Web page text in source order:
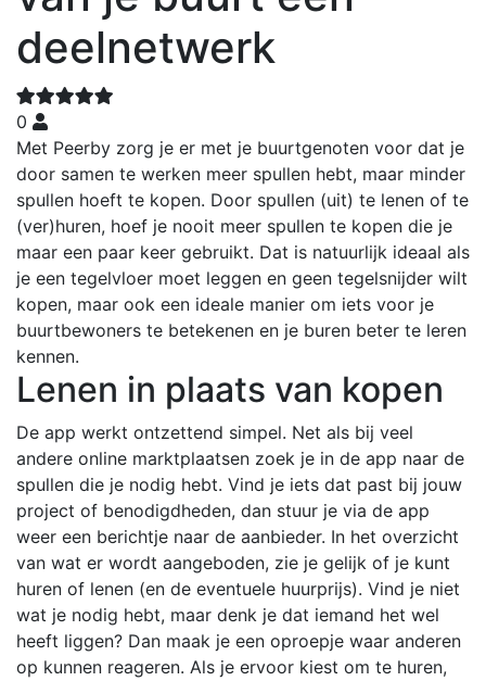
deelnetwerk
0
Met Peerby zorg je er met je buurtgenoten voor dat je
door samen te werken meer spullen hebt, maar minder
spullen hoeft te kopen. Door spullen (uit) te lenen of te
(ver)huren, hoef je nooit meer spullen te kopen die je
maar een paar keer gebruikt. Dat is natuurlijk ideaal als
je een tegelvloer moet leggen en geen tegelsnijder wilt
kopen, maar ook een ideale manier om iets voor je
buurtbewoners te betekenen en je buren beter te leren
kennen.
Lenen in plaats van kopen
De app werkt ontzettend simpel. Net als bij veel
andere online marktplaatsen zoek je in de app naar de
spullen die je nodig hebt. Vind je iets dat past bij jouw
project of benodigdheden, dan stuur je via de app
weer een berichtje naar de aanbieder. In het overzicht
van wat er wordt aangeboden, zie je gelijk of je kunt
huren of lenen (en de eventuele huurprijs). Vind je niet
wat je nodig hebt, maar denk je dat iemand het wel
heeft liggen? Dan maak je een oproepje waar anderen
op kunnen reageren. Als je ervoor kiest om te huren,